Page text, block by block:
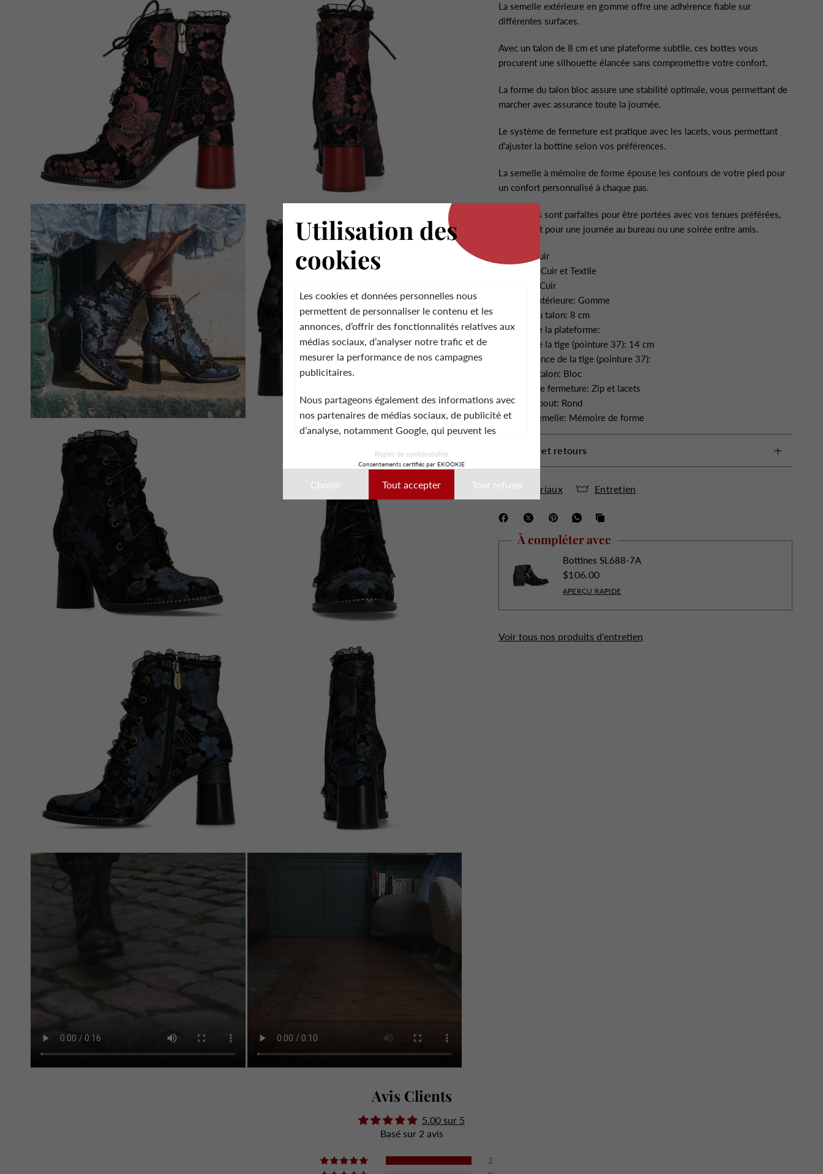
La semelle extérieure en gomme offre une adhérence fiable sur
différentes surfaces.
Avec un talon de 8 cm et une plateforme subtile, ces bottes vous
procurent une silhouette élancée sans compromettre votre confort.
La forme du talon bloc assure une stabilité optimale, vous permettant de
marcher avec assurance toute la journée.
Le système de fermeture est pratique avec les lacets, vous permettant
d'ajuster la bottine selon vos préférences.
La semelle à mémoire de forme épouse les contours de votre pied pour
un confort personnalisé à chaque pas.
Ces bottes sont parfaites pour être portées avec vos tenues préférées,
que ce soit pour une journée au bureau ou une soirée entre amis.
Dessus: Cuir
Doublure: Cuir et Textile
Première: Cuir
Semelle extérieure: Gomme
Hauteur du talon: 8 cm
Hauteur de la plateforme:
Hauteur de la tige (pointure 37): 14 cm
Circonférence de la tige (pointure 37):
Forme du talon: Bloc
Système de fermeture: Zip et lacets
Forme du bout: Rond
Type de semelle: Mémoire de forme
Livraison et retours
Matériaux Entretien
À compléter avec
Bottines SL688-7A
$106.00
APERÇU RAPIDE
Voir tous nos produits d'entretien
Avis Clients
5.00 sur 5
Basé sur 2 avis
2
Utilisation des
cookies
Les cookies et données personnelles nous
permettent de personnaliser le contenu et les
annonces, d’offrir des fonctionnalités relatives aux
médias sociaux, d’analyser notre trafic et de
mesurer la performance de nos campagnes
publicitaires.
Nous partageons également des informations avec
nos partenaires de médias sociaux, de publicité et
d’analyse, notamment Google, qui peuvent les
avez fournies ou qu’ils ont collectées lors de votre
Ces données peuvent notamment être utilisées à
des fins de personnalisation des annonces. Vous
pouvez accepter, refuser ou personnaliser vos choix
à tout moment.
Règles de confidentialité
Consentements certifiés par EKOOKIE
Choisir Tout accepter Tout refuser